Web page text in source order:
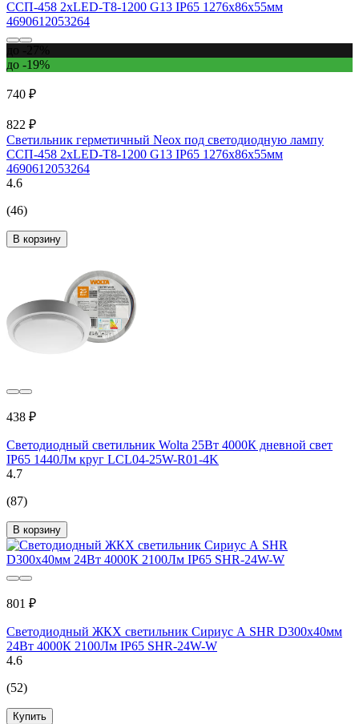
до -19%
740 ₽
822 ₽
Светильник герметичный Neox под светодиодную лампу
ССП-458 2xLED-Т8-1200 G13 IP65 1276x86x55мм
4690612053264
4.6
(46)
В корзину
438 ₽
Светодиодный светильник Wolta 25Вт 4000К дневной свет
IP65 1440Лм круг LCL04-25W-R01-4K
4.7
(87)
В корзину
801 ₽
Светодиодный ЖКХ светильник Сириус А SHR D300x40мм
24Вт 4000К 2100Лм IP65 SHR-24W-W
4.6
(52)
Купить